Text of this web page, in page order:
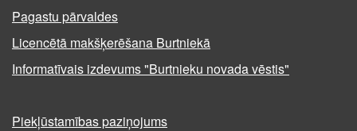
Pagastu pārvaldes
Licencētā makšķerēšana Burtniekā
Informatīvais izdevums "Burtnieku novada vēstis"
Piekļūstamības paziņojums